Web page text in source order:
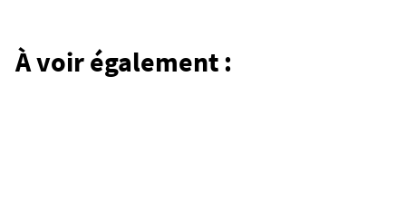
À voir également :
2022 : retrospective et projets à